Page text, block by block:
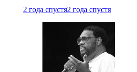
2 года спустя2 года спустя